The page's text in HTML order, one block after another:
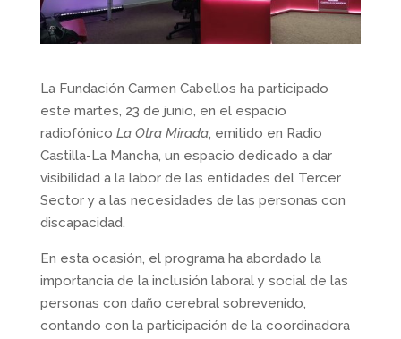
La Fundación Carmen Cabellos ha participado
este martes, 23 de junio, en el espacio
radiofónico La Otra Mirada, emitido en Radio
Castilla-La Mancha, un espacio dedicado a dar
visibilidad a la labor de las entidades del Tercer
Sector y a las necesidades de las personas con
discapacidad.
En esta ocasión, el programa ha abordado la
importancia de la inclusión laboral y social de las
personas con daño cerebral sobrevenido,
contando con la participación de la coordinadora